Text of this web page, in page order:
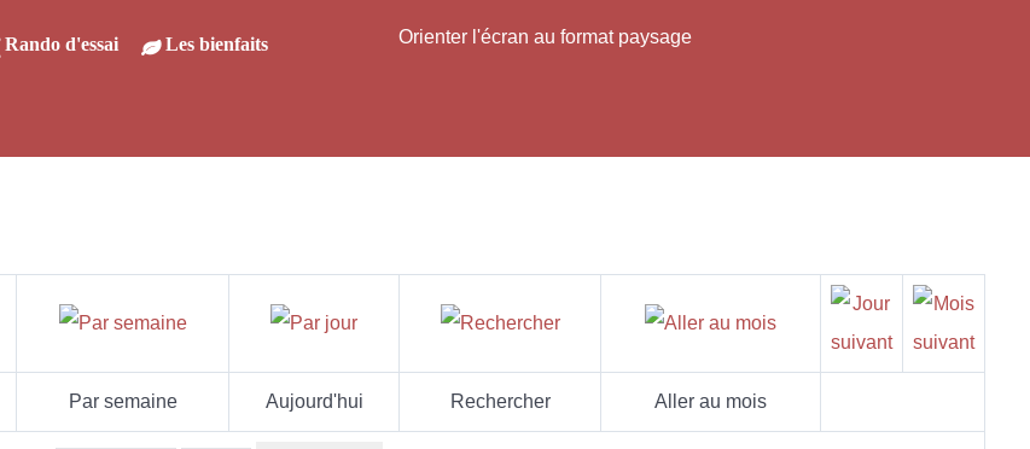
Rando d'essai Les bienfaits Orienter l'écran au format paysage
Par semaine Aujourd'hui Rechercher Aller au mois